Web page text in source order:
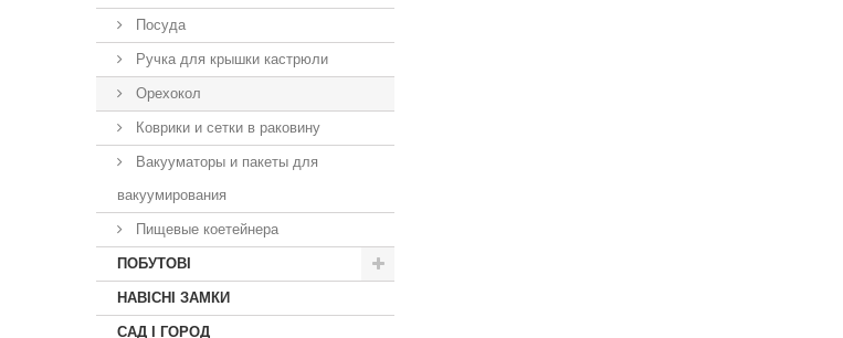
Посуда
Ручка для крышки кастрюли
Орехокол
Коврики и сетки в раковину
Вакууматоры и пакеты для
вакуумирования
Пищевые коетейнера
ПОБУТОВІ
НАВІСНІ ЗАМКИ
САД І ГОРОД